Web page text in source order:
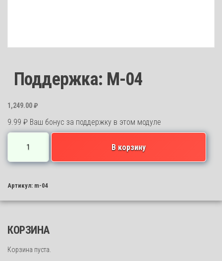
Поддержка: M-04
1,249.00₽
9.99 ₽ Ваш бонус за поддержку в этом модуле
товара
Поддержка:
04
В корзину
Артикул: m-04
КОРЗИНА
Корзина пуста.